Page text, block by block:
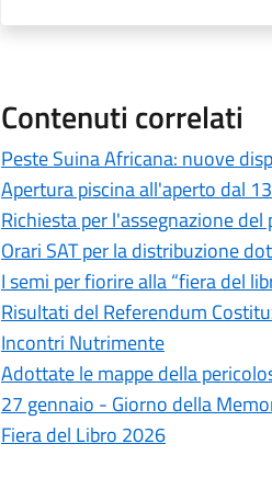
Contenuti correlati
Peste Suina Africana: nuove
Apertura piscina all'aperto dal
Richiesta per l'assegnazione
Orari SAT per la distribuzione
I semi per fiorire alla “fiera del
Risultati del Referendum
Incontri Nutrimente
Adottate le mappe della
27 gennaio - Giorno della
Fiera del Libro 2026